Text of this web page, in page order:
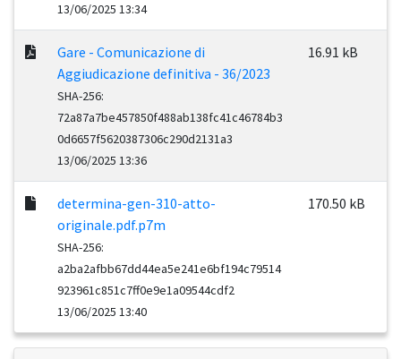
13/06/2025 13:34
Gare - Comunicazione di
Aggiudicazione definitiva - 36/2023
SHA-256:
72a87a7be457850f488ab138fc41c46784b3
0d6657f5620387306c290d2131a3
13/06/2025 13:36
16.91 kB
determina-gen-310-atto-
originale.pdf.p7m
SHA-256:
a2ba2afbb67dd44ea5e241e6bf194c79514
923961c851c7ff0e9e1a09544cdf2
13/06/2025 13:40
170.50 kB